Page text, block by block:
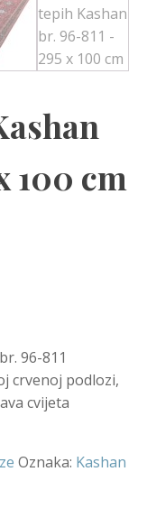
100 cm
96-811
crvenoj podlozi,
cvijeta
Oznaka: Kashan